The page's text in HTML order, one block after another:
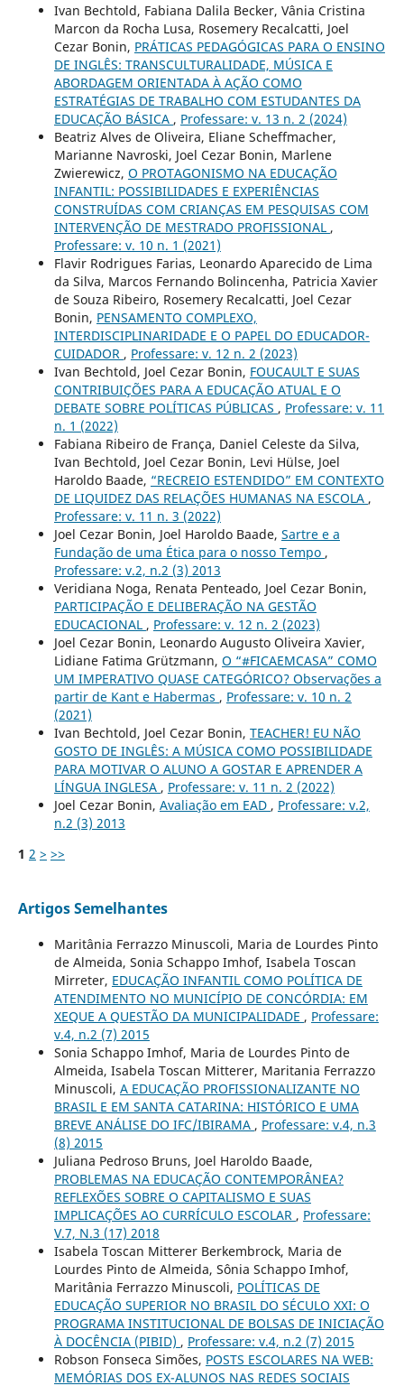
Ivan Bechtold, Fabiana Dalila Becker, Vânia Cristina
Marcon da Rocha Lusa, Rosemery Recalcatti, Joel
Cezar Bonin, PRÁTICAS PEDAGÓGICAS PARA O ENSINO
DE INGLÊS: TRANSCULTURALIDADE, MÚSICA E
ABORDAGEM ORIENTADA À AÇÃO COMO
ESTRATÉGIAS DE TRABALHO COM ESTUDANTES DA
EDUCAÇÃO BÁSICA , Professare: v. 13 n. 2 (2024)
Beatriz Alves de Oliveira, Eliane Scheffmacher,
Marianne Navroski, Joel Cezar Bonin, Marlene
Zwierewicz, O PROTAGONISMO NA EDUCAÇÃO
INFANTIL: POSSIBILIDADES E EXPERIÊNCIAS
CONSTRUÍDAS COM CRIANÇAS EM PESQUISAS COM
INTERVENÇÃO DE MESTRADO PROFISSIONAL ,
Professare: v. 10 n. 1 (2021)
Flavir Rodrigues Farias, Leonardo Aparecido de Lima
da Silva, Marcos Fernando Bolincenha, Patricia Xavier
de Souza Ribeiro, Rosemery Recalcatti, Joel Cezar
Bonin, PENSAMENTO COMPLEXO,
INTERDISCIPLINARIDADE E O PAPEL DO EDUCADOR-
CUIDADOR , Professare: v. 12 n. 2 (2023)
Ivan Bechtold, Joel Cezar Bonin, FOUCAULT E SUAS
CONTRIBUIÇÕES PARA A EDUCAÇÃO ATUAL E O
DEBATE SOBRE POLÍTICAS PÚBLICAS , Professare: v. 11
n. 1 (2022)
Fabiana Ribeiro de França, Daniel Celeste da Silva,
Ivan Bechtold, Joel Cezar Bonin, Levi Hülse, Joel
Haroldo Baade, “RECREIO ESTENDIDO” EM CONTEXTO
DE LIQUIDEZ DAS RELAÇÕES HUMANAS NA ESCOLA ,
Professare: v. 11 n. 3 (2022)
Joel Cezar Bonin, Joel Haroldo Baade, Sartre e a
Fundação de uma Ética para o nosso Tempo ,
Professare: v.2, n.2 (3) 2013
Veridiana Noga, Renata Penteado, Joel Cezar Bonin,
PARTICIPAÇÃO E DELIBERAÇÃO NA GESTÃO
EDUCACIONAL , Professare: v. 12 n. 2 (2023)
Joel Cezar Bonin, Leonardo Augusto Oliveira Xavier,
Lidiane Fatima Grützmann, O “#FICAEMCASA” COMO
UM IMPERATIVO QUASE CATEGÓRICO? Observações a
partir de Kant e Habermas , Professare: v. 10 n. 2
(2021)
Ivan Bechtold, Joel Cezar Bonin, TEACHER! EU NÃO
GOSTO DE INGLÊS: A MÚSICA COMO POSSIBILIDADE
PARA MOTIVAR O ALUNO A GOSTAR E APRENDER A
LÍNGUA INGLESA , Professare: v. 11 n. 2 (2022)
Joel Cezar Bonin, Avaliação em EAD , Professare: v.2,
n.2 (3) 2013
1 2 > >>
Artigos Semelhantes
Maritânia Ferrazzo Minuscoli, Maria de Lourdes Pinto
de Almeida, Sonia Schappo Imhof, Isabela Toscan
Mirreter, EDUCAÇÃO INFANTIL COMO POLÍTICA DE
ATENDIMENTO NO MUNICÍPIO DE CONCÓRDIA: EM
XEQUE A QUESTÃO DA MUNICIPALIDADE , Professare:
v.4, n.2 (7) 2015
Sonia Schappo Imhof, Maria de Lourdes Pinto de
Almeida, Isabela Toscan Mitterer, Maritania Ferrazzo
Minuscoli, A EDUCAÇÃO PROFISSIONALIZANTE NO
BRASIL E EM SANTA CATARINA: HISTÓRICO E UMA
BREVE ANÁLISE DO IFC/IBIRAMA , Professare: v.4, n.3
(8) 2015
Juliana Pedroso Bruns, Joel Haroldo Baade,
PROBLEMAS NA EDUCAÇÃO CONTEMPORÂNEA?
REFLEXÕES SOBRE O CAPITALISMO E SUAS
IMPLICAÇÕES AO CURRÍCULO ESCOLAR , Professare:
V.7, N.3 (17) 2018
Isabela Toscan Mitterer Berkembrock, Maria de
Lourdes Pinto de Almeida, Sônia Schappo Imhof,
Maritânia Ferrazzo Minuscoli, POLÍTICAS DE
EDUCAÇÃO SUPERIOR NO BRASIL DO SÉCULO XXI: O
PROGRAMA INSTITUCIONAL DE BOLSAS DE INICIAÇÃO
À DOCÊNCIA (PIBID) , Professare: v.4, n.2 (7) 2015
Robson Fonseca Simões, POSTS ESCOLARES NA WEB:
MEMÓRIAS DOS EX-ALUNOS NAS REDES SOCIAIS